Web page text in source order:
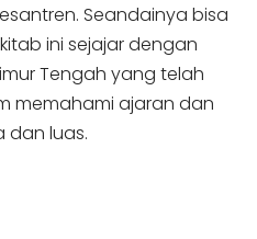
Seandainya bisa
ini sejajar dengan
Tengah yang telah
memahami ajaran dan
dan luas.